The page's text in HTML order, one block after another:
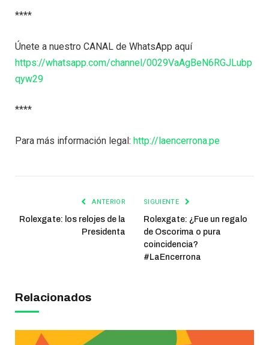
****
Únete a nuestro CANAL de WhatsApp aquí
https://whatsapp.com/channel/0029VaAgBeN6RGJLubp
qyw29
****
Para más información legal: http://laencerrona.pe
ANTERIOR
Rolexgate: los relojes de la
Presidenta
SIGUIENTE
Rolexgate: ¿Fue un regalo
de Oscorima o pura
coincidencia?
#LaEncerrona
Relacionados